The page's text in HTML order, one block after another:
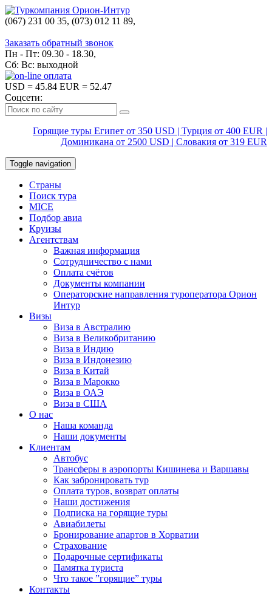
(067) 231 00 35, (073) 012 11 89,
Заказать обратный звонок
Пн - Пт: 09.30 - 18.30,
Сб: Вс: выходной
USD = 45.84 EUR = 52.47
Соцсети:
Горящие туры Египет от 350 USD | Турция от 400 EUR |
Доминикана от 2500 USD | Словакия от 319 EUR
Toggle navigation
Страны
Поиск тура
MICE
Подбор авиа
Круизы
Агентствам
Важная информация
Сотрудничество с нами
Оплата счётов
Документы компании
Операторские направления туроператора Орион
Интур
Визы
Виза в Австралию
Виза в Великобританию
Виза в Индию
Виза в Индонезию
Виза в Китай
Виза в Марокко
Виза в ОАЭ
Виза в США
О нас
Наша команда
Наши документы
Клиентам
Автобус
Трансферы в аэропорты Кишинева и Варшавы
Как забронировать тур
Оплата туров, возврат оплаты
Наши достижения
Подписка на горящие туры
Авиабилеты
Бронирование апартов в Хорватии
Страхование
Подарочные сертификаты
Памятка туриста
Что такое ”горящие” туры
Контакты